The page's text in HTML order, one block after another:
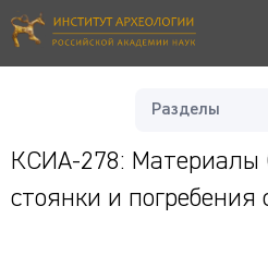
Разделы
КСИА-278: Материалы
стоянки и погребения